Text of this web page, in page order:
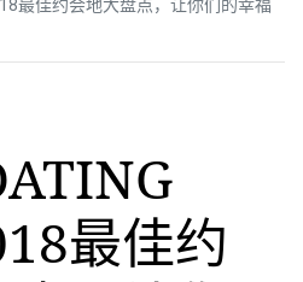
最佳约会地大盘点，让你们的幸福
最佳约